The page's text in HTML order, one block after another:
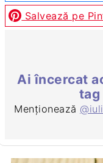
Salvează pe
Ai încercat
tag
Menționează